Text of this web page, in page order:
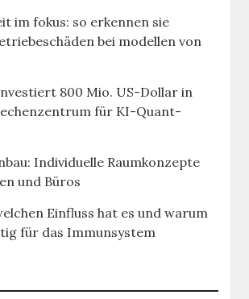
im fokus: so erkennen sie
bei modellen von
800 Mio. US-Dollar in
für KI-Quant-
Individuelle Raumkonzepte
und Büros
Einfluss hat es und warum
für das Immunsystem